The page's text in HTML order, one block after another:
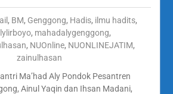
, BM, Genggong, Hadis, ilmu hadits,
, mahadalygenggong,
, NUOnline, NUONLINEJATIM,
zainulhasan
Ma’had Aly Pondok Pesantren
Ainul Yaqin dan Ihsan Madani,